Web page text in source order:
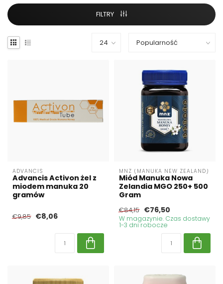
FILTRY
ADVANCIS
Advancis Activon żel z
miodem manuka 20
gramów
€9,85 €8,06
MNZ (MANUKA NEW ZEALAND)
Miód Manuka Nowa
Zelandia MGO 250+ 500
Gram
€84,15 €76,50
W magazynie. Czas dostawy
1-3 dni robocze